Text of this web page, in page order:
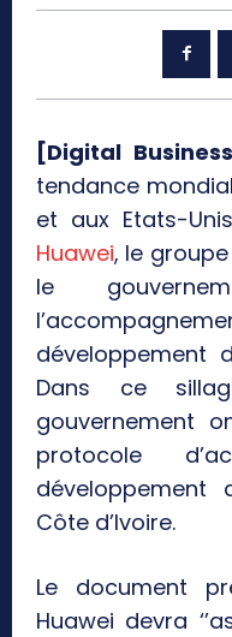
[Digital
tendance
et aux Etats-
Huawei, le
le
développement
Dans ce
gouvernement
protocole
Côte d’Ivoire.
Le document
Huawei devra